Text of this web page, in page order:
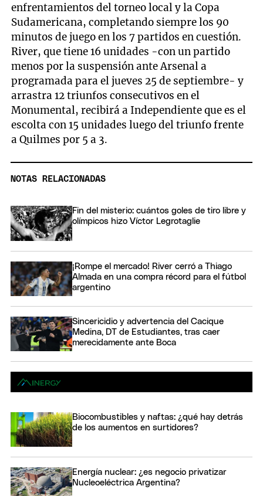
enfrentamientos del torneo local y la Copa
Sudamericana, completando siempre los 90
minutos de juego en los 7 partidos en cuestión.
River, que tiene 16 unidades -con un partido
menos por la suspensión ante Arsenal a
programada para el jueves 25 de septiembre- y
arrastra 12 triunfos consecutivos en el
Monumental, recibirá a Independiente que es el
escolta con 15 unidades luego del triunfo frente
a Quilmes por 5 a 3.
NOTAS RELACIONADAS
Fin del misterio: cuántos goles de tiro libre y
olímpicos hizo Víctor Legrotaglie
¡Rompe el mercado! River cerró a Thiago
Almada en una compra récord para el fútbol
argentino
Sincericidio y advertencia del Cacique
Medina, DT de Estudiantes, tras caer
merecidamente ante Boca
Biocombustibles y naftas: ¿qué hay detrás
de los aumentos en surtidores?
Energía nuclear: ¿es negocio privatizar
Nucleoeléctrica Argentina?